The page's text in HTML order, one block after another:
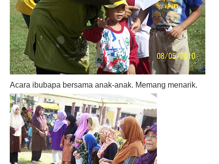
Acara ibubapa bersama anak-anak. Memang menarik.